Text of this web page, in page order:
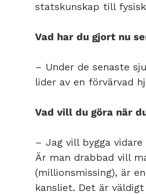
statskunskap till
Vad har du gjort nu
– Under de senaste
lider av en förvärvad
Vad vill du göra när
– Jag vill bygga
Är man drabbad vill
(millionsmissing), är
kansliet. Det är